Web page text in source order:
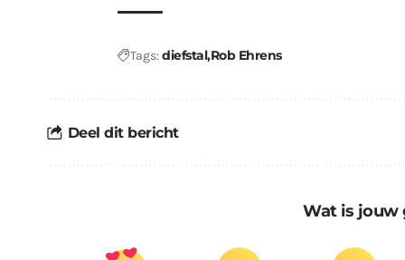
Tags:diefstalRob Ehrens
Deel dit bericht
Wat is jouw